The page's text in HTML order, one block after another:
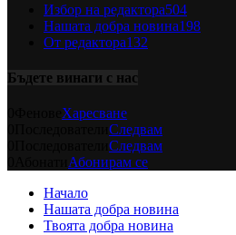
Избор на редактора504
Нашата добра новина198
От редактора132
Бъдете винаги с нас
Харесване
Следвам
Следвам
Абонирам се
Начало
Нашата добра новина
Твоята добра новина